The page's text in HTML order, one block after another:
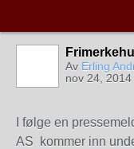
Av Erling
nov 24, 2014
I følge en
AS kommer inn